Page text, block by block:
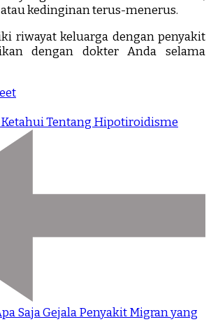
kedinginan terus-menerus.
riwayat keluarga dengan penyakit
dengan dokter Anda selama
Tentang Hipotiroidisme
Saja Gejala Penyakit Migran yang